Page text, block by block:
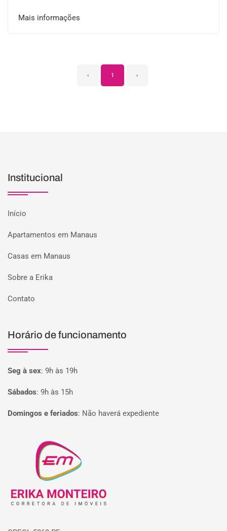
Mais informações
‹ 1 ›
Institucional
Início
Apartamentos em Manaus
Casas em Manaus
Sobre a Erika
Contato
Horário de funcionamento
Seg à sex: 9h às 19h
Sábados: 9h às 15h
Domingos e feriados: Não haverá expediente
Página inicial